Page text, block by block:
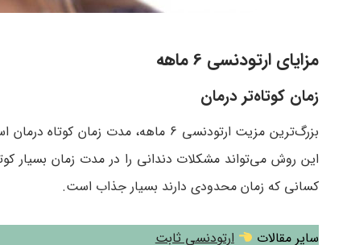
مزایای ارتودنسی 6 ماهه
زمان کوتاه‌تر درمان
این روش می‌تواند مشکلات دندانی را در مدت زمان بسیار
کسانی که زمان محدودی دارند بسیار جذاب است.
سایر مقالات ارتودنسی ثابت